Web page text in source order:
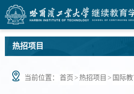
热招项目
当前位置： 首页 > 热招项目 > 国际